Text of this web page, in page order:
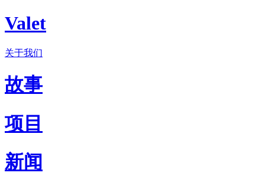
Valet
关于我们
故事
项目
新闻